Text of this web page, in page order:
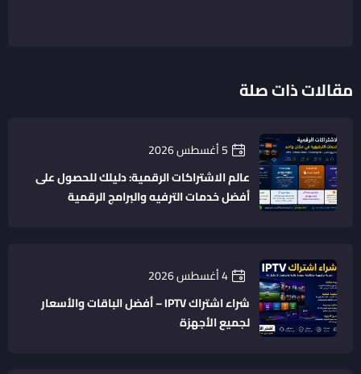
مقالات ذات صلة
5 أغسطس 2026
عالم الاشتراكات الرقمية: دليلك للحصول على
أفضل خدمات الترفيه والبرامج الرقمية
4 أغسطس 2026
شراء اشتراك IPTV – أفضل الباقات والأسعار
لجميع الأجهزة